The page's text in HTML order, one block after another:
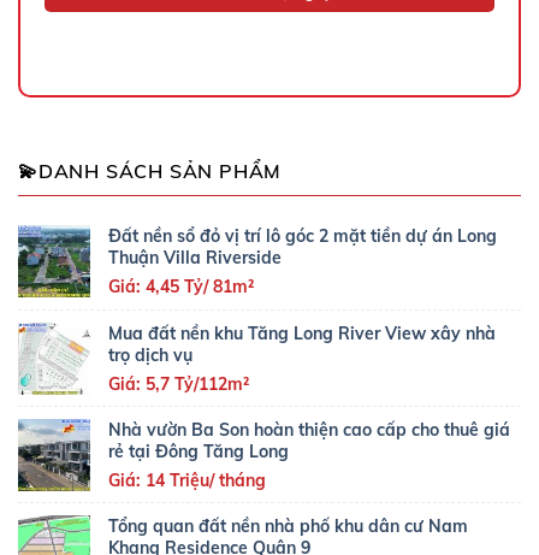
💫DANH SÁCH SẢN PHẨM
Đất nền sổ đỏ vị trí lô góc 2 mặt tiền dự án Long
Thuận Villa Riverside
Giá: 4,45 Tỷ/ 81m²
Mua đất nền khu Tăng Long River View xây nhà
trọ dịch vụ
Giá: 5,7 Tỷ/112m²
Nhà vườn Ba Son hoàn thiện cao cấp cho thuê giá
rẻ tại Đông Tăng Long
Giá: 14 Triệu/ tháng
Tổng quan đất nền nhà phố khu dân cư Nam
Khang Residence Quận 9